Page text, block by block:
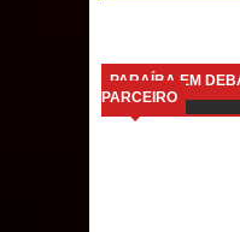
PARAÍBA EM
PARCEIRO